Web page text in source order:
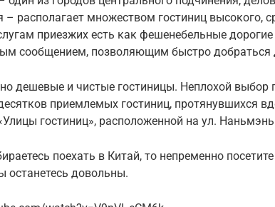
– располагает множеством гостиниц высокого,
приезжих есть как фешенебельные
сообщением, позволяющим быстро добраться
дешевые и чистые гостиницы. Неплохой выбор
приемлемых гостиниц, протянувшихся
гостиниц», расположенной на ул.
поехать в Китай, то непременно
останетесь довольны.